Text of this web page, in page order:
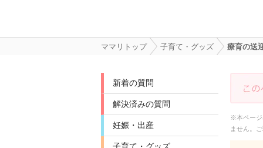
ママリトップ 子育て・グッズ 療育の送
新着の質問
解決済みの質問
妊娠・出産
※本ページ
ません。